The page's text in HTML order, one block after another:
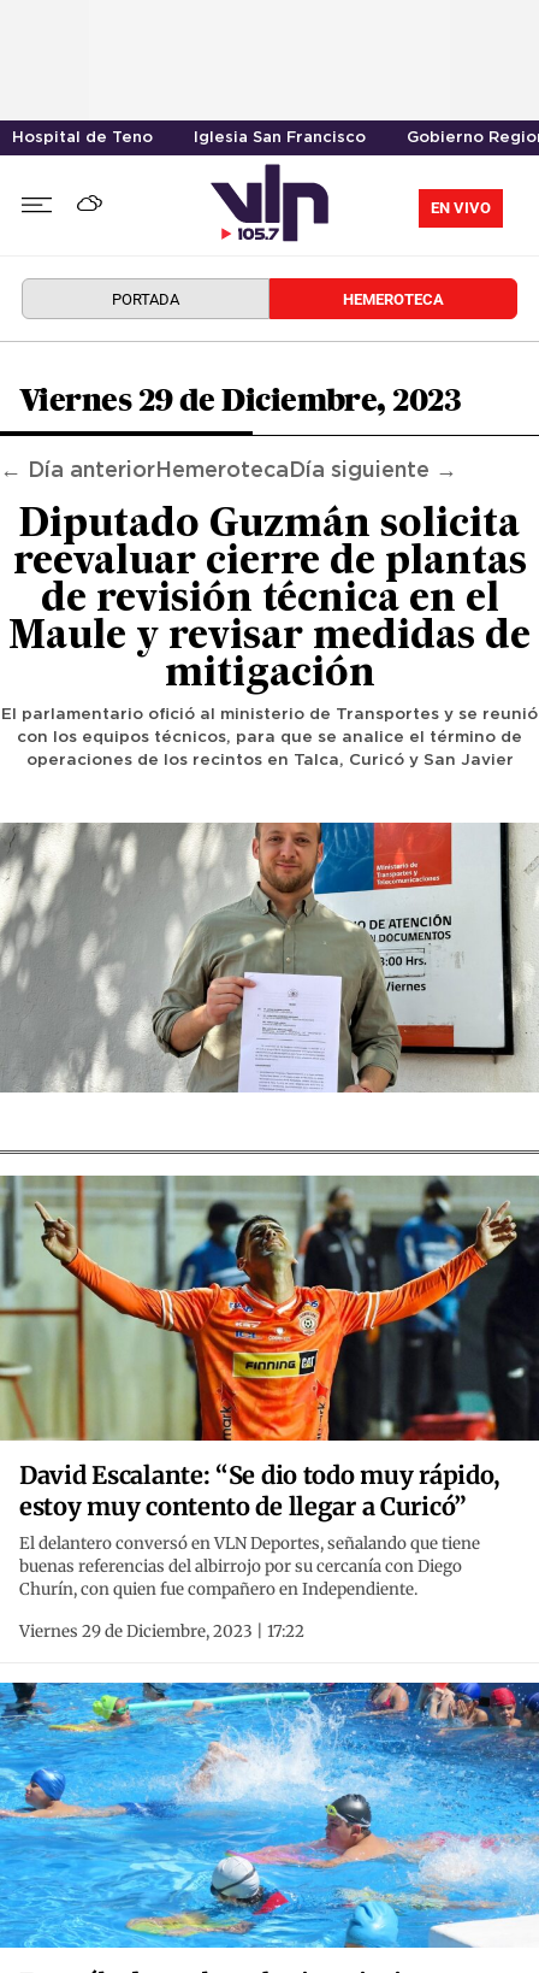
Hospital de Teno Iglesia San Francisco Gobierno
EN VIVO
PORTADA HEMEROTECA
Viernes 29 de Diciembre, 2023
← Día anterior Hemeroteca Día siguiente →
Diputado Guzmán solicita
reevaluar cierre de plantas
de revisión técnica en el
Maule y revisar medidas de
mitigación
El parlamentario ofició al ministerio de Transportes y se reunió
con los equipos técnicos, para que se analice el término de
operaciones de los recintos en Talca, Curicó y San Javier
David Escalante: “Se dio todo muy rápido,
estoy muy contento de llegar a Curicó”
El delantero conversó en VLN Deportes, señalando que tiene
buenas referencias del albirrojo por su cercanía con Diego
Churín, con quien fue compañero en Independiente.
Viernes 29 de Diciembre, 2023 | 17:22